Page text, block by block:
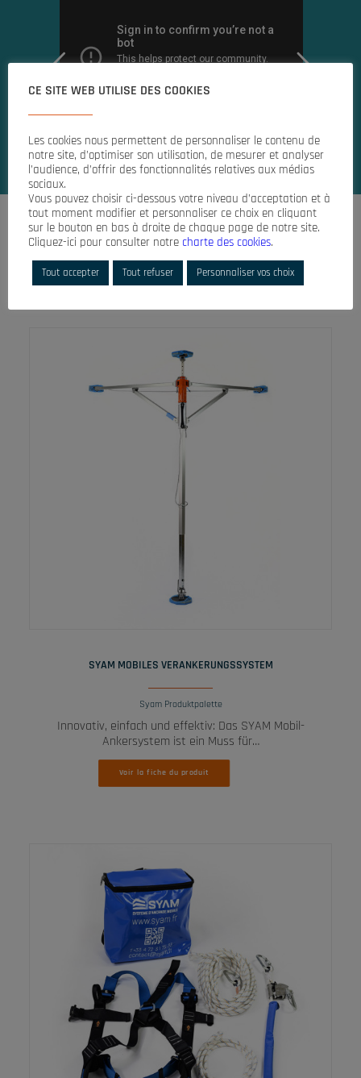
Régis SALAVERT - MASA (26) - Nov 2019
ZUSÄTZLICHE PRODUKTE
SYAM MOBILES VERANKERUNGSSYSTEM
Syam Produktpalette
Innovativ, einfach und effektiv: Das SYAM Mobil-
Ankersystem ist ein Muss für…
Voir la fiche du produit
CE SITE WEB UTILISE DES COOKIES
Les cookies nous permettent de personnaliser le contenu de
notre site, d’optimiser son utilisation, de mesurer et analyser
l’audience, d’offrir des fonctionnalités relatives aux médias
sociaux.
Vous pouvez choisir ci-dessous votre niveau d’acceptation et à
tout moment modifier et personnaliser ce choix en cliquant
sur le bouton en bas à droite de chaque page de notre site.
Cliquez-ici pour consulter notre charte des cookies.
Tout accepter Tout refuser Personnaliser vos choix